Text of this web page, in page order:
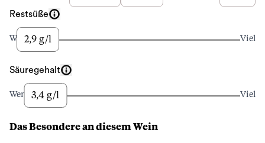
Restsüße
Wenig2,9 g/l Viel
Säuregehalt
Wenig3,4 g/l Viel
Das Besondere an diesem Wein